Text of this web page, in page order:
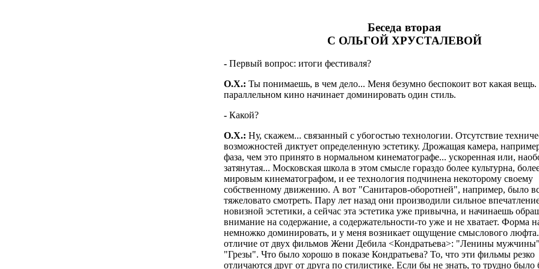
Беседа вторая
С ОЛЬГОЙ ХРУСТАЛЕВОЙ
- Первый вопрос: итоги фестиваля?
О.Х.: Ты понимаешь, в чем дело... Меня безумно беспокоит вот какая
параллельном кино начинает доминировать один стиль.
- Какой?
О.Х.: Ну, скажем... связанный с убогостью технологии. Отсутствие
возможностей диктует определенную эстетику. Дрожащая камера,
фаза, чем это принято в нормальном кинематографе... ускоренная или,
затянутая... Московская школа в этом смысле гораздо более культурна,
мировым кинематографом, и ее технология подчинена некоторому своему
собственному движению. А вот "Санитаров-оборотней", например, было
тяжеловато смотреть. Пару лет назад они производили сильное
новизной эстетики, а сейчас эта эстетика уже привычна, и начинаешь
внимание на содержание, а содержательности-то уже и не хватает. Форма
немножко доминировать, и у меня возникает ощущение смыслового
отличие от двух фильмов Жени Дебила <Кондратьева>: "Ленины
"Грезы". Что было хорошо в показе Кондратьева? То, что эти фильмы резко
отличаются друг от друга по стилистике. Если бы не знать, то трудно было